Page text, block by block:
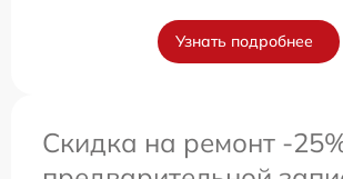
Узнать подробнее
Скидка на ремонт -